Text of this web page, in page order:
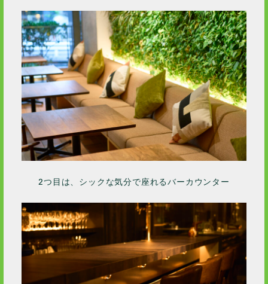
2つ目は、シックな気分で座れるバーカウンター